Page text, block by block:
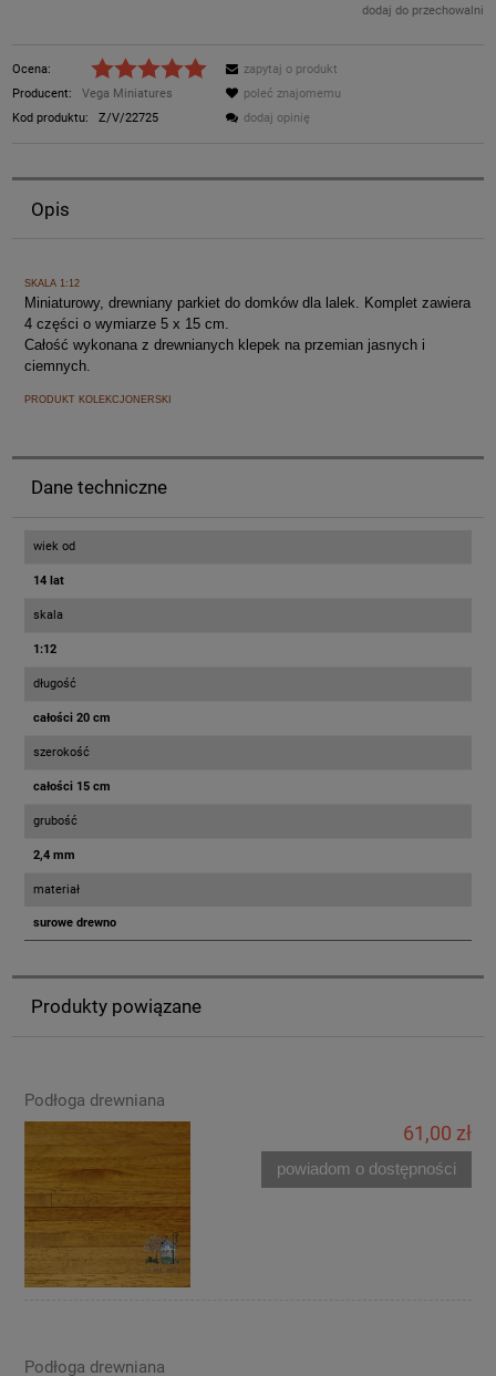
dodaj do przechowalni
Ocena:
Producent:
Vega Miniatures
Kod produktu:
Z/V/22725
zapytaj o produkt
poleć znajomemu
dodaj opinię
Opis
SKALA 1:12
Miniaturowy, drewniany parkiet do domków dla lalek. Komplet zawiera
4 części o wymiarze 5 x 15 cm.
Całość wykonana z drewnianych klepek na przemian jasnych i
ciemnych.
PRODUKT KOLEKCJONERSKI
Dane techniczne
wiek od
14 lat
skala
1:12
długość
całości 20 cm
szerokość
całości 15 cm
grubość
2,4 mm
materiał
surowe drewno
Produkty powiązane
Podłoga drewniana
61,00 zł
powiadom o dostępności
Podłoga drewniana